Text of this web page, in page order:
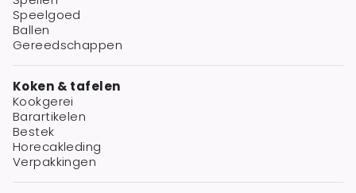
Speelgoed
Ballen
Gereedschappen
Koken & tafelen
Kookgerei
Barartikelen
Bestek
Horecakleding
Verpakkingen